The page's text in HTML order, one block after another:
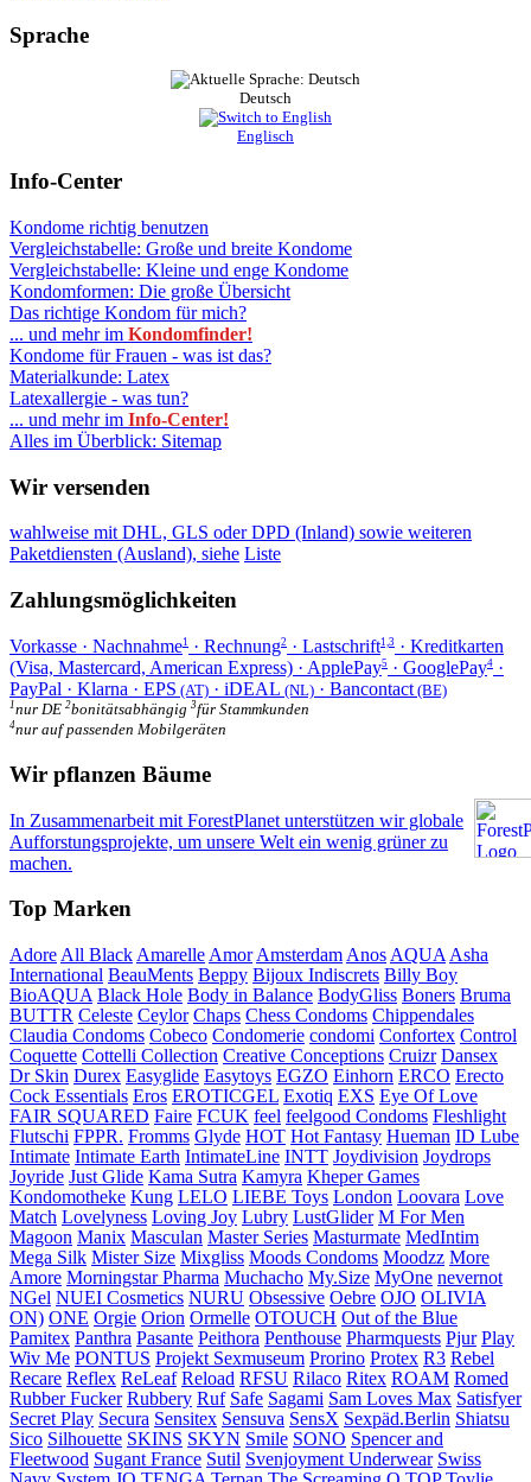
Sprache
Deutsch
Englisch
Info-Center
Kondome richtig benutzen
Vergleichstabelle: Große und breite Kondome
Vergleichstabelle: Kleine und enge Kondome
Kondomformen: Die große Übersicht
Das richtige Kondom für mich?
... und mehr im Kondomfinder!
Kondome für Frauen - was ist das?
Materialkunde: Latex
Latexallergie - was tun?
... und mehr im Info-Center!
Alles im Überblick: Sitemap
Wir versenden
wahlweise mit DHL, GLS oder DPD (Inland) sowie weiteren
Paketdiensten (Ausland), siehe Liste
Zahlungsmöglichkeiten
Vorkasse · Nachnahme1 · Rechnung2 · Lastschrift1,3 · Kreditkarten
(Visa, Mastercard, American Express) · ApplePay5 · GooglePay4 ·
PayPal · Klarna · EPS (AT) · iDEAL (NL) · Bancontact (BE)
1nur DE 2bonitätsabhängig 3für Stammkunden
4nur auf passenden Mobilgeräten
Wir pflanzen Bäume
In Zusammenarbeit mit ForestPlanet unterstützen wir globale
Aufforstungsprojekte, um unsere Welt ein wenig grüner zu
machen.
Top Marken
Adore All Black Amarelle Amor Amsterdam Anos AQUA Asha
International BeauMents Beppy Bijoux Indiscrets Billy Boy
BioAQUA Black Hole Body in Balance BodyGliss Boners Bruma
BUTTR Celeste Ceylor Chaps Chess Condoms Chippendales
Claudia Condoms Cobeco Condomerie condomi Confortex Control
Coquette Cottelli Collection Creative Conceptions Cruizr Dansex
Dr Skin Durex Easyglide Easytoys EGZO Einhorn ERCO Erecto
Cock Essentials Eros EROTICGEL Exotiq EXS Eye Of Love
FAIR SQUARED Faire FCUK feel feelgood Condoms Fleshlight
Flutschi FPPR. Fromms Glyde HOT Hot Fantasy Hueman ID Lube
Intimate Intimate Earth IntimateLine INTT Joydivision Joydrops
Joyride Just Glide Kama Sutra Kamyra Kheper Games
Kondomotheke Kung LELO LIEBE Toys London Loovara Love
Match Lovelyness Loving Joy Lubry LustGlider M For Men
Magoon Manix Masculan Master Series Masturmate MedIntim
Mega Silk Mister Size Mixgliss Moods Condoms Moodzz More
Amore Morningstar Pharma Muchacho My.Size MyOne nevernot
NGel NUEI Cosmetics NURU Obsessive Oebre OJO OLIVIA
ON) ONE Orgie Orion Ormelle OTOUCH Out of the Blue
Pamitex Panthra Pasante Peithora Penthouse Pharmquests Pjur Play
Wiv Me PONTUS Projekt Sexmuseum Prorino Protex R3 Rebel
Recare Reflex ReLeaf Reload RFSU Rilaco Ritex ROAM Romed
Rubber Fucker Rubbery Ruf Safe Sagami Sam Loves Max Satisfyer
Secret Play Secura Sensitex Sensuva SensX Sexpäd.Berlin Shiatsu
Sico Silhouette SKINS SKYN Smile SONO Spencer and
Fleetwood Sugant France Sutil Svenjoyment Underwear Swiss